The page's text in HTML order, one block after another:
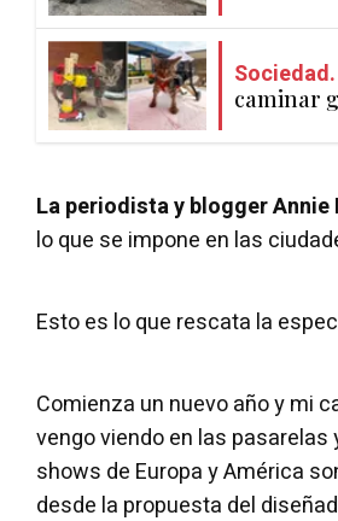
Sociedad.
caminar
La periodista y blogger Annie
lo que se impone en las
Esto es lo que rescata la
Comienza un nuevo año y mi
vengo viendo en las
shows de Europa y América
desde la propuesta del